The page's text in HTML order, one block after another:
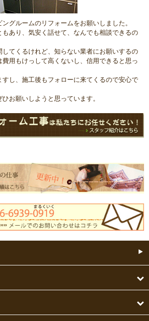
グルームのリフォームをお願いしました。
あり、気安く話せて、なんでも相談できるの
てくるけれど、知らない業者にお願いするの
用もけっして高くないし、信用できると思っ
し、施工後もフォローに来てくるので安心で
お願いしようと思っています。